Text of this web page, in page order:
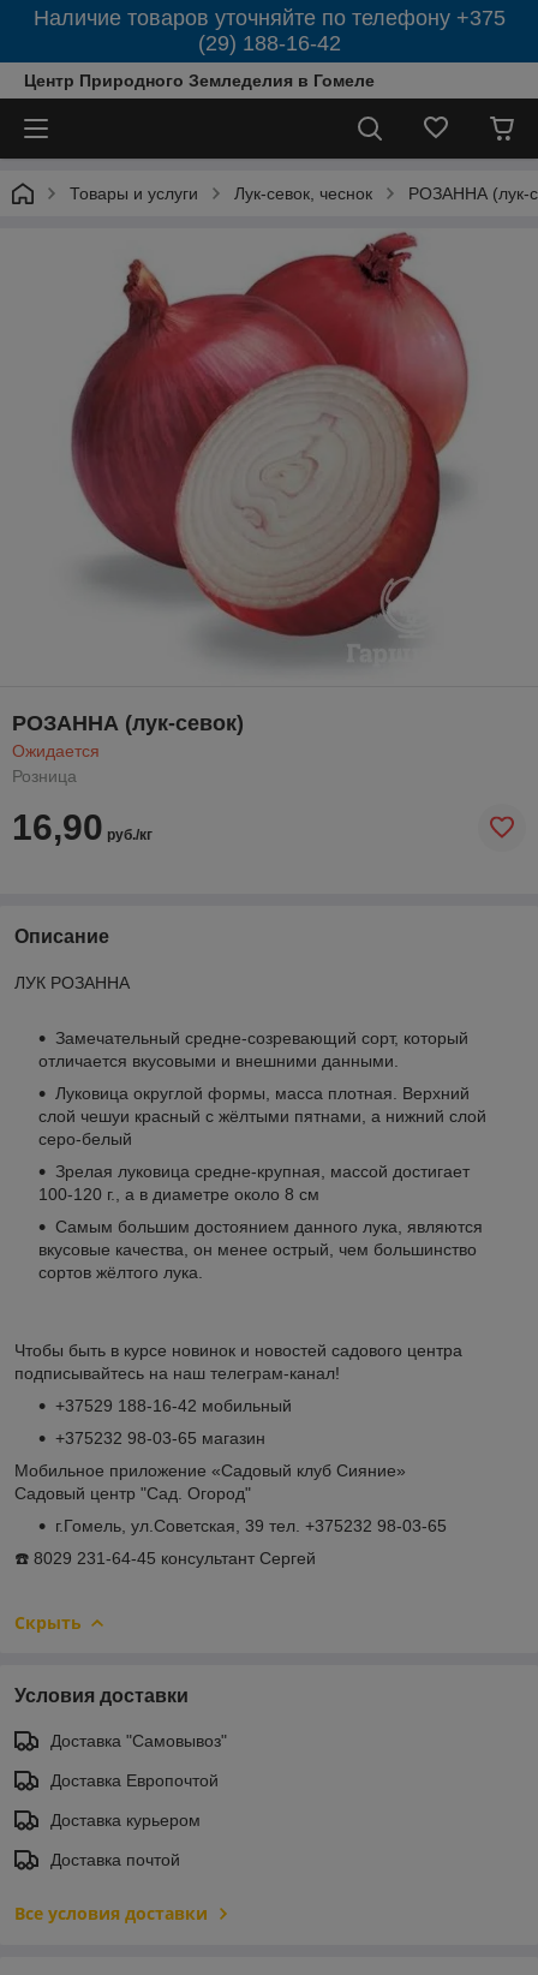
Наличие товаров уточняйте по телефону +375
(29) 188-16-42
Центр Природного Земледелия в Гомеле
Товары и услуги Лук-севок, чеснок РОЗАННА (лук-
РОЗАННА (лук-севок)
Ожидается
Розница
16,90 руб./кг
Описание
ЛУК РОЗАННА
Замечательный средне-созревающий сорт, который
отличается вкусовыми и внешними данными.
Луковица округлой формы, масса плотная. Верхний
слой чешуи красный с жёлтыми пятнами, а нижний слой
серо-белый
Зрелая луковица средне-крупная, массой достигает
100-120 г., а в диаметре около 8 см
Самым большим достоянием данного лука, являются
вкусовые качества, он менее острый, чем большинство
сортов жёлтого лука.
Чтобы быть в курсе новинок и новостей садового центра
подписывайтесь на наш телеграм-канал!
+37529 188-16-42 мобильный
+375232 98-03-65 магазин
Мобильное приложение «Садовый клуб Сияние»
Садовый центр "Сад. Огород"
г.Гомель, ул.Советская, 39 тел. +375232 98-03-65
☎️ 8029 231-64-45 консультант Сергей
Скрыть
Условия доставки
Доставка "Самовывоз"
Доставка Европочтой
Доставка курьером
Доставка почтой
Все условия доставки